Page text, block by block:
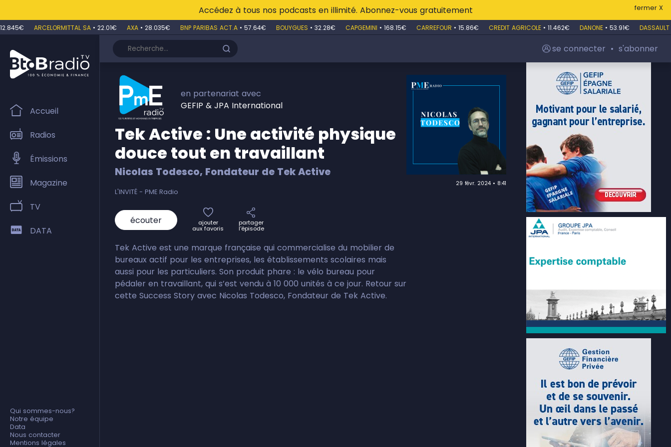
Accédez à tous nos podcasts en illimité. Abonnez-vous gratuitement fermer X
ARCELORMITTAL SA•22.01€ AXA•28.035€ BNP PARIBAS ACT.A•57.64€ BOUYGUES•32.28€ CAPGEMINI•168.15€ CARREFOUR•15.86€ CREDIT AGRICOLE•11.462€ DANONE•53.91€ DASSAULT
Accueil
Radios
Émissions
Magazine
TV
DATA
Qui sommes-nous?
Notre équipe
Data
Nous contacter
Mentions légales
se connecter • s'abonner
en partenariat avec
GEFIP & JPA International
Tek Active : Une activité physique
douce tout en travaillant
Nicolas Todesco, Fondateur de Tek Active
L'INVITÉ - PME Radio
écouter ajouter
aux favoris
partager
l'épisode
Tek Active est une marque française qui commercialise du mobilier de
bureaux actif pour les entreprises, les établissements scolaires mais
aussi pour les particuliers. Son produit phare : le vélo bureau pour
pédaler en travaillant, qui s’est vendu à 10 000 unités à ce jour. Retour sur
cette Success Story avec Nicolas Todesco, Fondateur de Tek Active.
29 févr. 2024 • 8:41